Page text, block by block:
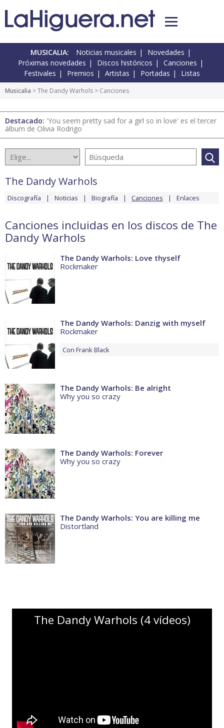
MUSICALIA: Noticias musicales
Novedades
Próximas novedades
Discos históricos
Canciones
Festivales
Premios Artistas Portadas Listas
Musicalia >The Dandy Warhols > Canciones
Destacado: 'You seem pretty sad for a girl so in love' es el tercer
álbum de Olivia Rodrigo
The Dandy Warhols
Discografía Noticias Biografía Canciones Enlaces
Canciones incluidas en los discos de The
Dandy Warhols
The Dandy Warhols: Love thyself
Rockmaker
The Dandy Warhols: Danzig with myself
Rockmaker
Con Frank Black
The Dandy Warhols: Be alright
Why you so crazy
The Dandy Warhols: Forever
Why you so crazy
The Dandy Warhols: You are killing me
Distortland
The Dandy Warhols (4 vídeos)